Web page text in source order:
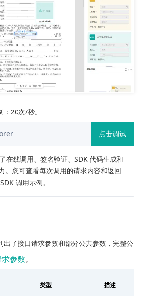
20次/秒。
点击调试
在线调用、签名验证、SDK 代码生成和
。您可查看每次调用的请求内容和返回
调用示例。
出了接口请求参数和部分公共参数，完整公
参数。
类型 描述